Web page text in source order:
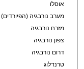
אוסלו
מערב נורבגיה (הפיורדים)
מזרח נורבגיה
צפון נורבגיה
דרום נורבגיה
טרנדלוג